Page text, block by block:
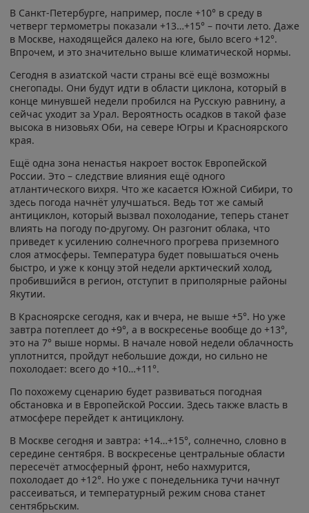
В Санкт-Петербурге, например, после +10° в среду в
четверг термометры показали +13…+15° – почти лето. Даже
в Москве, находящейся далеко на юге, было всего +12°.
Впрочем, и это значительно выше климатической нормы.
Сегодня в азиатской части страны всё ещё возможны
снегопады. Они будут идти в области циклона, который в
конце минувшей недели пробился на Русскую равнину, а
сейчас уходит за Урал. Вероятность осадков в такой фазе
высока в низовьях Оби, на севере Югры и Красноярского
края.
Ещё одна зона ненастья накроет восток Европейской
России. Это – следствие влияния ещё одного
атлантического вихря. Что же касается Южной Сибири, то
здесь погода начнёт улучшаться. Ведь тот же самый
антициклон, который вызвал похолодание, теперь станет
влиять на погоду по-другому. Он разгонит облака, что
приведет к усилению солнечного прогрева приземного
слоя атмосферы. Температура будет повышаться очень
быстро, и уже к концу этой недели арктический холод,
пробившийся в регион, отступит в приполярные районы
Якутии.
В Красноярске сегодня, как и вчера, не выше +5°. Но уже
завтра потеплеет до +9°, а в воскресенье вообще до +13°,
это на 7° выше нормы. В начале новой недели облачность
уплотнится, пройдут небольшие дожди, но сильно не
похолодает: всего до +10…+11°.
По похожему сценарию будет развиваться погодная
обстановка и в Европейской России. Здесь также власть в
атмосфере перейдет к антициклону.
В Москве сегодня и завтра: +14…+15°, солнечно, словно в
середине сентября. В воскресенье центральные области
пересечёт атмосферный фронт, небо нахмурится,
похолодает до +12°. Но уже с понедельника тучи начнут
рассеиваться, и температурный режим снова станет
сентябрьским.